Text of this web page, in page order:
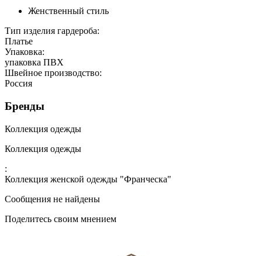
Женственный стиль
Тип изделия гардероба:
Платье
Упаковка:
упаковка ПВХ
Швейное производство:
Россия
Бренды
Коллекция одежды
Коллекция одежды
:
Коллекция женской одежды "Франческа"
Сообщения не найдены
Поделитесь своим мнением